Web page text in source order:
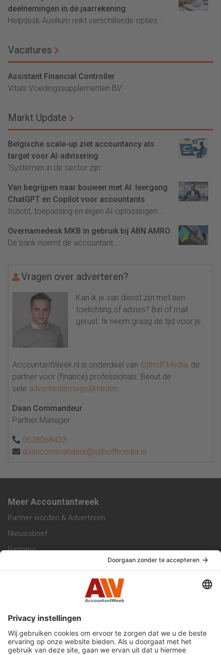
deelnemingen in de jaarrekening
Helpdesk Auxilium reikt verschillende opties...
Vacatures
Assistant Financial Controller
Vitals Voedingssupplementen BV
Markt Update
Belgische scale-up ziet accountancy als
target voor AI-advisering
'Systemen in de sector zijn...
Van begrijpen naar bouwen met AI: leergang
ChatGPT en Copilot voor accountants
Inzicht, toepassing en eigen AI-oplossingen...
Overnamedesk MKB in gebruik bij ABN AMRO
De bank noemt de accountant...
Vragen over adverteren?
Kan ik je van dienst zijn met een
toelichting of advies? Bel of mail
gerust. Ik neem graag de tijd voor je.
AccountantWeek.nl is onderdeel van Sijthoff Media, dé
partner voor (finance) professionals. Benut de
vele advertentiemogelijkheden.
Daan Commandeur
Partner Manager
0628068433
daancommandeur@sijthoffmedia.nl
Meer Accountantweek
Partner worden & Adverteren
Nieuwsbrief
Partners
Werken bij ons
Privacy Statement